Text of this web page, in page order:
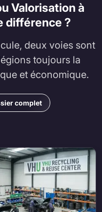
Valorisation à
différence ?
deux voies sont
toujours la
et économique.
complet